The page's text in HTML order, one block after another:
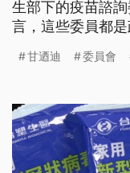
生部下的疫苗諮
言，這些委員都
甘迺迪 委員會